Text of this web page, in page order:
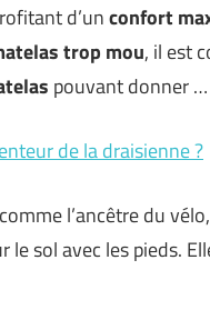
d’unconfort
trop mou, il est
pouvant donner …
de la draisienne ?
l’ancêtre du
le sol avec les pieds.